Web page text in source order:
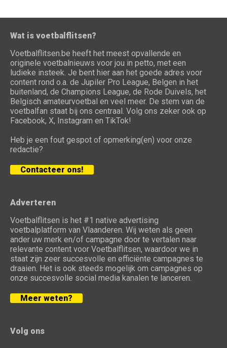
Wat is voetbalflitsen?
Voetbalflitsen.be heeft het meest opvallende en
originele voetbalnieuws voor jou in petto, met een
ludieke insteek. Je bent hier aan het goede adres voor
content rond o.a. de Jupiler Pro League, Belgen in het
buitenland, de Champions League, de Rode Duivels, het
Belgisch amateurvoetbal en veel meer. De stem van de
voetbalfan staat bij ons centraal. Volg ons zeker ook op
Facebook, X, Instagram en TikTok!
Heb je een fout gespot of opmerking(en) voor onze
redactie?
Contacteer ons!
Adverteren
Voetbalflitsen is het #1 native advertising
voetbalplatform van Vlaanderen. Wij weten als geen
ander uw merk en/of campagne door te vertalen naar
relevante content voor Voetbalflitsen, waardoor we in
staat zijn zeer succesvolle en efficiënte campagnes te
draaien. Het is ook steeds mogelijk om campagnes op
onze succesvolle social media kanalen te lanceren.
Meer weten?
Volg ons